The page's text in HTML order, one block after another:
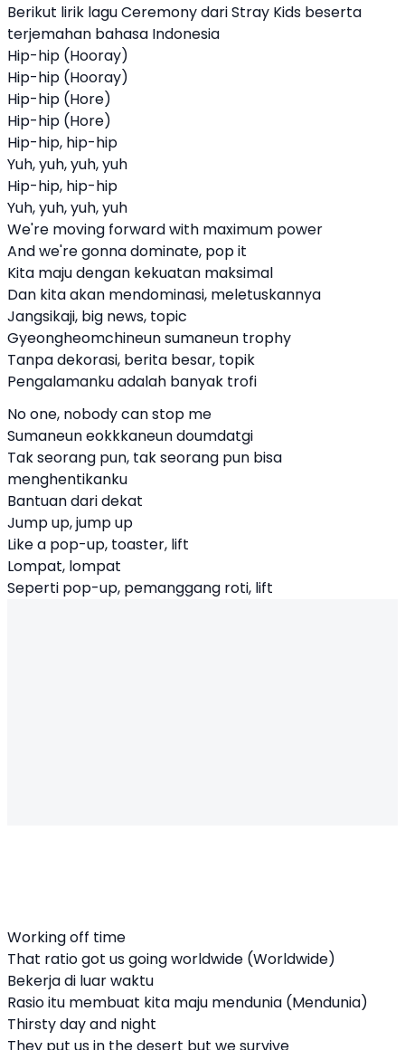
Berikut lirik lagu Ceremony dari Stray Kids beserta
terjemahan bahasa Indonesia
Hip-hip (Hooray)
Hip-hip (Hooray)
Hip-hip (Hore)
Hip-hip (Hore)
Hip-hip, hip-hip
Yuh, yuh, yuh, yuh
Hip-hip, hip-hip
Yuh, yuh, yuh, yuh
We're moving forward with maximum power
And we're gonna dominate, pop it
Kita maju dengan kekuatan maksimal
Dan kita akan mendominasi, meletuskannya
Jangsikaji, big news, topic
Gyeongheomchineun sumaneun trophy
Tanpa dekorasi, berita besar, topik
Pengalamanku adalah banyak trofi
No one, nobody can stop me
Sumaneun eokkkaneun doumdatgi
Tak seorang pun, tak seorang pun bisa
menghentikanku
Bantuan dari dekat
Jump up, jump up
Like a pop-up, toaster, lift
Lompat, lompat
Seperti pop-up, pemanggang roti, lift
Working off time
That ratio got us going worldwide (Worldwide)
Bekerja di luar waktu
Rasio itu membuat kita maju mendunia (Mendunia)
Thirsty day and night
They put us in the desert but we survive